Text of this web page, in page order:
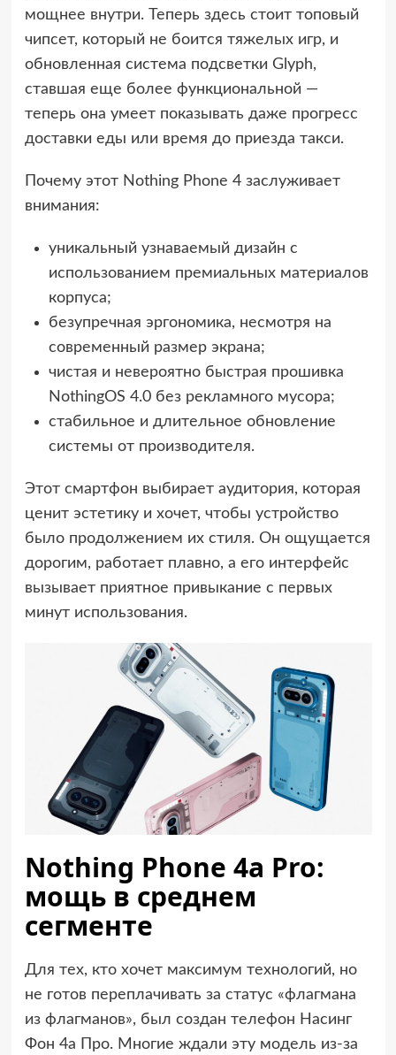
мощнее внутри. Теперь здесь стоит топовый
чипсет, который не боится тяжелых игр, и
обновленная система подсветки Glyph,
ставшая еще более функциональной —
теперь она умеет показывать даже прогресс
доставки еды или время до приезда такси.
Почему этот Nothing Phone 4 заслуживает
внимания:
уникальный узнаваемый дизайн с
использованием премиальных материалов
корпуса;
безупречная эргономика, несмотря на
современный размер экрана;
чистая и невероятно быстрая прошивка
NothingOS 4.0 без рекламного мусора;
стабильное и длительное обновление
системы от производителя.
Этот смартфон выбирает аудитория, которая
ценит эстетику и хочет, чтобы устройство
было продолжением их стиля. Он ощущается
дорогим, работает плавно, а его интерфейс
вызывает приятное привыкание с первых
минут использования.
Nothing Phone 4a Pro:
мощь в среднем
сегменте
Для тех, кто хочет максимум технологий, но
не готов переплачивать за статус «флагмана
из флагманов», был создан телефон Насинг
Фон 4а Про. Многие ждали эту модель из-за